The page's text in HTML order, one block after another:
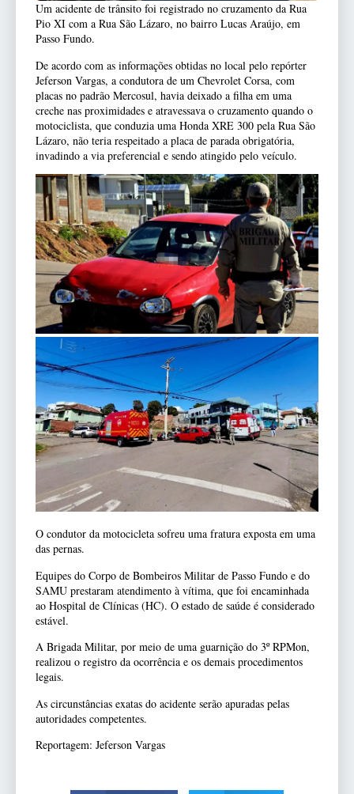
Um acidente de trânsito foi registrado no cruzamento da Rua
Pio XI com a Rua São Lázaro, no bairro Lucas Araújo, em
Passo Fundo.
De acordo com as informações obtidas no local pelo repórter
Jeferson Vargas, a condutora de um Chevrolet Corsa, com
placas no padrão Mercosul, havia deixado a filha em uma
creche nas proximidades e atravessava o cruzamento quando o
motociclista, que conduzia uma Honda XRE 300 pela Rua São
Lázaro, não teria respeitado a placa de parada obrigatória,
invadindo a via preferencial e sendo atingido pelo veículo.
O condutor da motocicleta sofreu uma fratura exposta em uma
das pernas.
Equipes do Corpo de Bombeiros Militar de Passo Fundo e do
SAMU prestaram atendimento à vítima, que foi encaminhada
ao Hospital de Clínicas (HC). O estado de saúde é considerado
estável.
A Brigada Militar, por meio de uma guarnição do 3º RPMon,
realizou o registro da ocorrência e os demais procedimentos
legais.
As circunstâncias exatas do acidente serão apuradas pelas
autoridades competentes.
Reportagem: Jeferson Vargas